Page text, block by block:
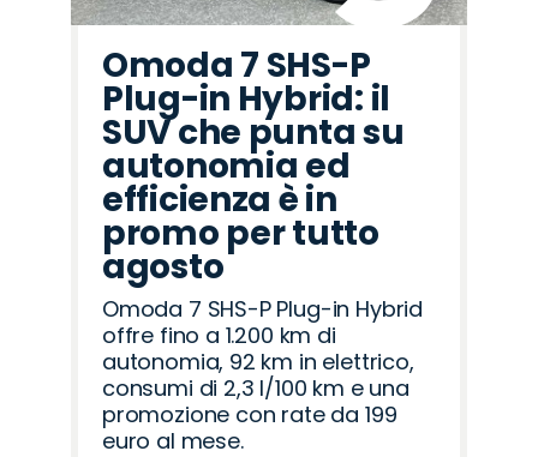
Omoda 7 SHS-P
Plug-in Hybrid: il
SUV che punta su
autonomia ed
efficienza è in
promo per tutto
agosto
Omoda 7 SHS-P Plug-in Hybrid
offre fino a 1.200 km di
autonomia, 92 km in elettrico,
consumi di 2,3 l/100 km e una
promozione con rate da 199
euro al mese.